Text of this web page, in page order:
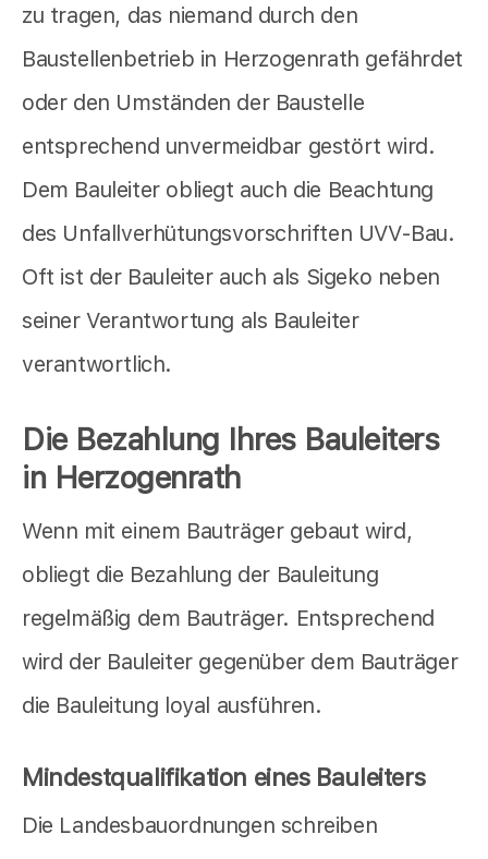
zu tragen, das niemand durch den
Baustellenbetrieb in Herzogenrath gefährdet
oder den Umständen der Baustelle
entsprechend unvermeidbar gestört wird.
Dem Bauleiter obliegt auch die Beachtung
des Unfallverhütungsvorschriften UVV-Bau.
Oft ist der Bauleiter auch als Sigeko neben
seiner Verantwortung als Bauleiter
verantwortlich.
Die Bezahlung Ihres Bauleiters
in Herzogenrath
Wenn mit einem Bauträger gebaut wird,
obliegt die Bezahlung der Bauleitung
regelmäßig dem Bauträger. Entsprechend
wird der Bauleiter gegenüber dem Bauträger
die Bauleitung loyal ausführen.
Mindestqualifikation eines Bauleiters
Die Landesbauordnungen schreiben